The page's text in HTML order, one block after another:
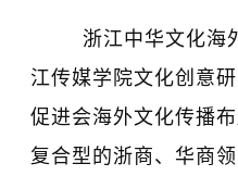
浙江中华文化海外
江传媒学院文化创意
促进会海外文化传播
复合型的浙商、华商